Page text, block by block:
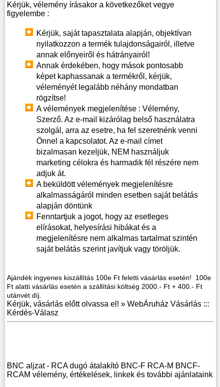
Kérjük, vélemény írásakor a következőket vegye
figyelembe :
Kérjük, saját tapasztalata alapján, objektívan
nyilatkozzon a termék tulajdonságairól, illetve
annak előnyeiről és hátrányairól!
Annak érdekében, hogy mások pontosabb
képet kaphassanak a termékről, kérjük,
véleményét legalább néhány mondatban
rögzítse!
A vélemények megjelenítése : Vélemény,
Szerző. Az e-mail kizárólag belső használatra
szolgál, arra az esetre, ha fel szeretnénk venni
Önnel a kapcsolatot. Az e-mail címet
bizalmasan kezeljük, NEM használjuk
marketing célokra és harmadik fél részére nem
adjuk át.
A beküldött vélemények megjelenítésre
alkalmasságáról minden esetben saját belátás
alapján döntünk
Fenntartjuk a jogot, hogy az esetleges
elírásokat, helyesírási hibákat és a
megjelenítésre nem alkalmas tartalmat szintén
saját belátás szerint javítjuk vagy töröljük.
Ajándék ingyenes kiszállítás 100e Ft feletti vásárlás esetén! 100e
Ft alatti vásárlás esetén a szállítási költség 2000.- Ft + 400.- Ft
utánvét díj.
Kérjük, vásárlás előtt olvassa el! »WebÁruház Vásárlás :::
Kérdés-Válasz
BNC aljzat - RCA dugó átalakító BNC-F RCA-M BNCF-
RCAM vélemény, értékelések, linkek és további ajánlataink